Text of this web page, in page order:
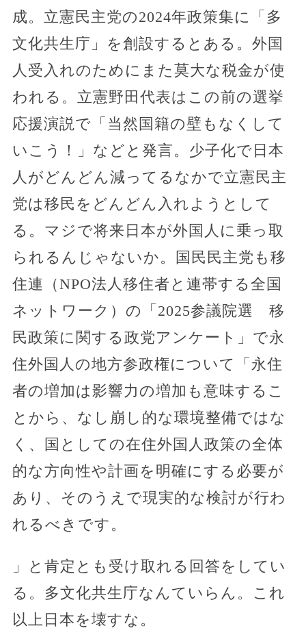
成。立憲民主党の2024年政策集に「多
文化共生庁」を創設するとある。外国
人受入れのためにまた莫大な税金が使
われる。立憲野田代表はこの前の選挙
応援演説で「当然国籍の壁もなくして
いこう！」などと発言。少子化で日本
人がどんどん減ってるなかで立憲民主
党は移民をどんどん入れようとして
る。マジで将来日本が外国人に乗っ取
られるんじゃないか。国民民主党も移
住連（NPO法人移住者と連帯する全国
ネットワーク）の「2025参議院選 移
民政策に関する政党アンケート」で永
住外国人の地方参政権について「永住
者の増加は影響力の増加も意味するこ
とから、なし崩し的な環境整備ではな
く、国としての在住外国人政策の全体
的な方向性や計画を明確にする必要が
あり、そのうえで現実的な検討が行わ
れるべきです。
」と肯定とも受け取れる回答をしてい
る。多文化共生庁なんていらん。これ
以上日本を壊すな。